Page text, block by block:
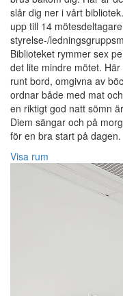
slår dig ner i vårt
upp till 14
styrelse-/
Biblioteket rymmer sex
det lite mindre mötet.
runt bord, omgivna av
ordnar både med mat
en riktigt god natt sömn
Diem sängar och på
för en bra start på dagen.
Visa rum